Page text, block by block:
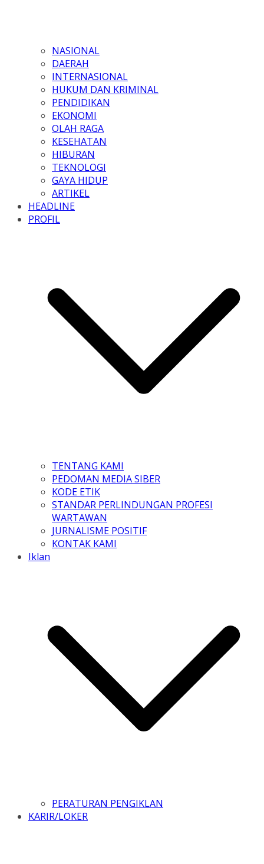
NASIONAL
DAERAH
INTERNASIONAL
HUKUM DAN KRIMINAL
PENDIDIKAN
EKONOMI
OLAH RAGA
KESEHATAN
HIBURAN
TEKNOLOGI
GAYA HIDUP
ARTIKEL
HEADLINE
PROFIL
TENTANG KAMI
PEDOMAN MEDIA SIBER
KODE ETIK
STANDAR PERLINDUNGAN PROFESI
WARTAWAN
JURNALISME POSITIF
KONTAK KAMI
Iklan
PERATURAN PENGIKLAN
KARIR/LOKER